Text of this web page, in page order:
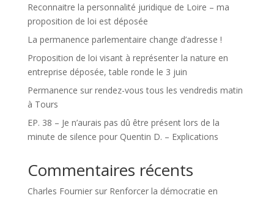
Reconnaitre la personnalité juridique de Loire – ma
proposition de loi est déposée
La permanence parlementaire change d’adresse !
Proposition de loi visant à représenter la nature en
entreprise déposée, table ronde le 3 juin
Permanence sur rendez-vous tous les vendredis matin
à Tours
EP. 38 – Je n’aurais pas dû être présent lors de la
minute de silence pour Quentin D. – Explications
Commentaires récents
Charles Fourniersur Renforcer la démocratie en